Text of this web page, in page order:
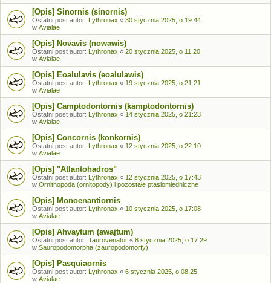
[Opis] Sinornis (sinornis)
Ostatni post autor: Lythronax « 30 stycznia 2025, o 19:44
w Avialae
[Opis] Novavis (nowawis)
Ostatni post autor: Lythronax « 20 stycznia 2025, o 11:20
w Avialae
[Opis] Eoalulavis (eoalulawis)
Ostatni post autor: Lythronax « 19 stycznia 2025, o 21:21
w Avialae
[Opis] Camptodontornis (kamptodontornis)
Ostatni post autor: Lythronax « 14 stycznia 2025, o 21:23
w Avialae
[Opis] Concornis (konkornis)
Ostatni post autor: Lythronax « 12 stycznia 2025, o 22:10
w Avialae
[Opis] "Atlantohadros"
Ostatni post autor: Lythronax « 12 stycznia 2025, o 17:43
w Ornithopoda (ornitopody) i pozostałe ptasiomiedniczne
[Opis] Monoenantiornis
Ostatni post autor: Lythronax « 10 stycznia 2025, o 17:08
w Avialae
[Opis] Ahvaytum (awajtum)
Ostatni post autor: Taurovenator « 8 stycznia 2025, o 17:29
w Sauropodomorpha (zauropodomorfy)
[Opis] Pasquiaornis
Ostatni post autor: Lythronax « 6 stycznia 2025, o 08:25
w Avialae